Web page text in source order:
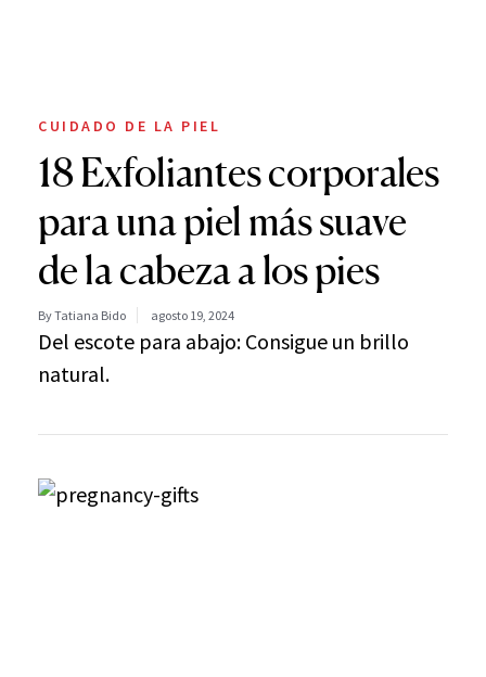
CUIDADO DE LA PIEL
18 Exfoliantes corporales
para una piel más suave
de la cabeza a los pies
By Tatiana Bido agosto 19, 2024
Del escote para abajo: Consigue un brillo
natural.